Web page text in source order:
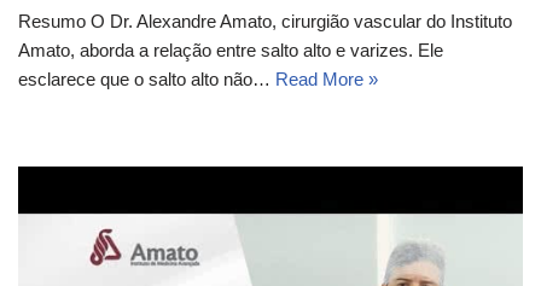
Resumo O Dr. Alexandre Amato, cirurgião vascular do Instituto
Amato, aborda a relação entre salto alto e varizes. Ele
esclarece que o salto alto não… Read More »